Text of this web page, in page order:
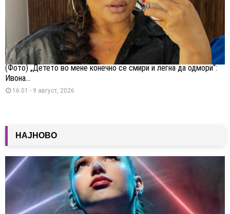
(Фото) „Детето во мене конечно се смири и легна да одмори“:
Ивона...
16:01 - 9 август, 2026
НАЈНОВО